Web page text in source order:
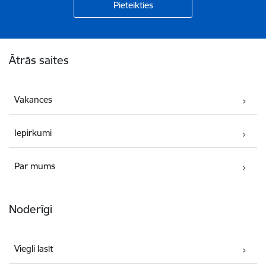
Ātrās saites
Vakances
Iepirkumi
Par mums
Noderīgi
Viegli lasīt